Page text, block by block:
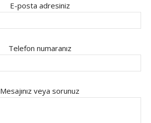
E-posta adresiniz
Telefon numaranız
Mesajınız veya sorunuz